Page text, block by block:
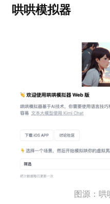
哄哄模拟器
图源：哄